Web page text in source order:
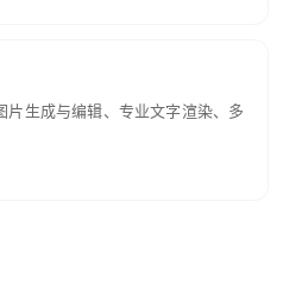
生成与编辑、专业文字渲染、多